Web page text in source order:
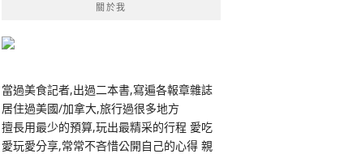
關於我
當過美食記者,出過二本書,寫遍各報章雜誌
居住過美國/加拿大,旅行過很多地方
擅長用最少的預算,玩出最精采的行程 愛吃
愛玩愛分享,常常不吝惜公開自己的心得 親